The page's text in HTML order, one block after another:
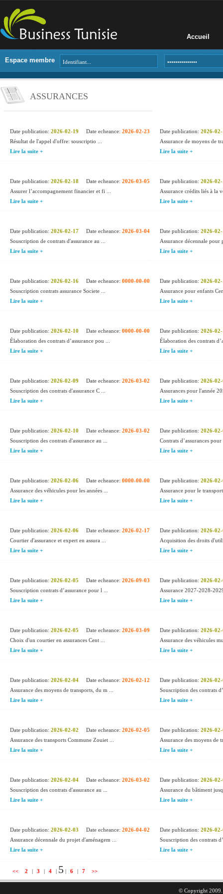
Accueil
Espace membre
ASSURANCES
Date publication: 2026-02-19 Date echeance: 2026-02-23
Résultat de l'appel d'offre: souscriptio ...
Lire la suite +
Date publication: 2026-
Assurance de moyens de
Lire la suite +
Date publication: 2026-02-18 Date echeance: 2026-03-05
Assurer l’accompagnement financier et fi ...
Lire la suite +
Date publication: 2026-
Assurance crédits liés à la
Lire la suite +
Date publication: 2026-02-17 Date echeance: 2026-03-04
Souscription de contrats d'assurance au ...
Lire la suite +
Date publication: 2026-
Assurance décennale pour
Lire la suite +
Date publication: 2026-02-16 Date echeance: 0000-00-00
Souscription contrats assurance Societe ...
Lire la suite +
Date publication: 2026-
Assurance pour enfants
Lire la suite +
Date publication: 2026-02-10 Date echeance: 0000-00-00
Élaboration des contrats d’assurance pou ...
Lire la suite +
Date publication: 2026-
Élaboration des contrats
Lire la suite +
Date publication: 2026-02-09 Date echeance: 2026-03-02
Souscription des contrats d'assurance C ...
Lire la suite +
Date publication: 2026-
Assurances pour l'année
Lire la suite +
Date publication: 2026-02-10 Date echeance: 2026-03-02
Souscription des contrats d'assurance au ...
Lire la suite +
Date publication: 2026-
Contrats d’assurances
Lire la suite +
Date publication: 2026-02-06 Date echeance: 0000-00-00
Assurance des véhicules pour les années ...
Lire la suite +
Date publication: 2026-
Assurance pour le
Lire la suite +
Date publication: 2026-02-06 Date echeance: 2026-02-17
Courtier d'assurance et expert en assura ...
Lire la suite +
Date publication: 2026-
Acquisition des droits
Lire la suite +
Date publication: 2026-02-05 Date echeance: 2026-09-03
Souscription contrats d’assurance pour l ...
Lire la suite +
Date publication: 2026-
Assurance 2027-2028-
Lire la suite +
Date publication: 2026-02-05 Date echeance: 2026-03-09
Choix d'un courtier en assurances Cent ...
Lire la suite +
Date publication: 2026-
Assurance des véhicules
Lire la suite +
Date publication: 2026-02-04 Date echeance: 2026-02-12
Assurance des moyens de transports, du m ...
Lire la suite +
Date publication: 2026-
Souscription des contrats
Lire la suite +
Date publication: 2026-02-02 Date echeance: 2026-02-05
Assurance des transports Commune Zouiet ...
Lire la suite +
Date publication: 2026-
Assurance des moyens de
Lire la suite +
Date publication: 2026-02-04 Date echeance: 2026-03-02
Souscription des contrats d'assurance au ...
Lire la suite +
Date publication: 2026-
Assurance du bâtiment
Lire la suite +
Date publication: 2026-02-03 Date echeance: 2026-04-02
Assurance décennale du projet d'aménagem ...
Lire la suite +
Date publication: 2026-
Souscription des contrats
Lire la suite +
<< 2 | 3 | 4 | 5 | 6 | 7 >>
© Copyright 2009.